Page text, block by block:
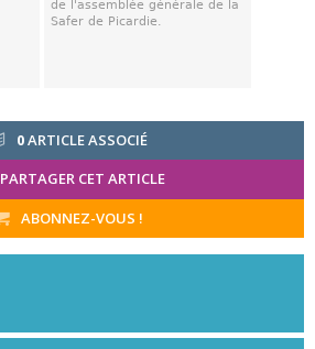
de l'assemblée générale de la
Safer de Picardie.
0ARTICLE ASSOCIÉ
PARTAGER CET ARTICLE
ABONNEZ-VOUS !